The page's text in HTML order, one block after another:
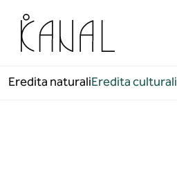
Eredita naturaliEredita culturali